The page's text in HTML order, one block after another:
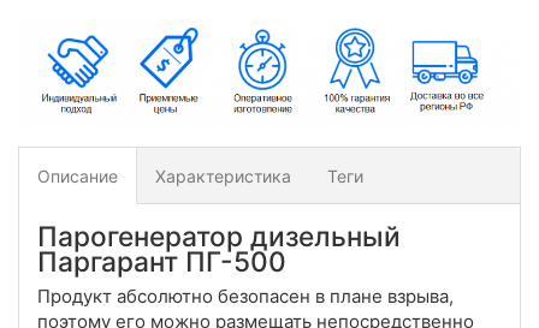
Описание Характеристика Теги
Парогенератор дизельный
Паргарант ПГ-500
Продукт абсолютно безопасен в плане взрыва,
поэтому его можно размещать непосредственно